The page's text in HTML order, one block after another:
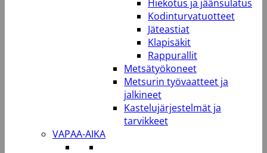
Hiekotus ja jäänsulatus
Kodinturvatuotteet
Jäteastiat
Klapisäkit
Rappurallit
Metsätyökoneet
Metsurin työvaatteet ja
jalkineet
Kastelujärjestelmät ja
tarvikkeet
VAPAA-AIKA